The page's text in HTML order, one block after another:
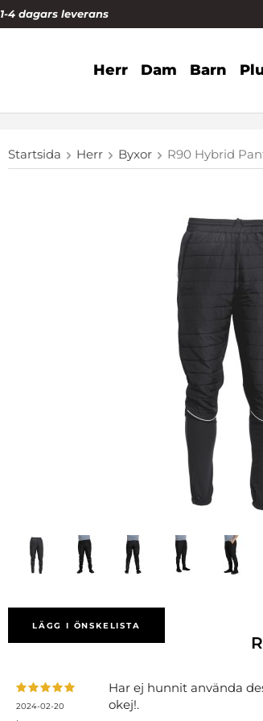
1-4 dagars leverans
Herr Dam Barn
Startsida Herr Byxor R90 Hybrid
LÄGG I ÖNSKELISTA
2024-02-20
Har ej hunnit använda
okej!.